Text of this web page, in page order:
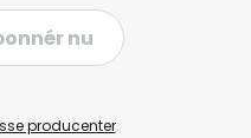
nu
producenter.